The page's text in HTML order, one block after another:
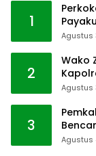
1
Agustus
2
Wako
Agustus
3
Agustus